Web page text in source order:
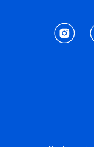
instagram